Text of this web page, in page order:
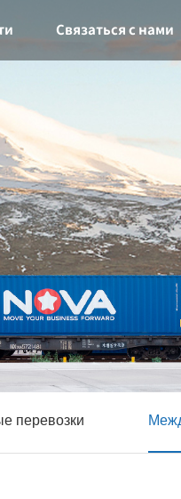
Связаться с нами
перевозки